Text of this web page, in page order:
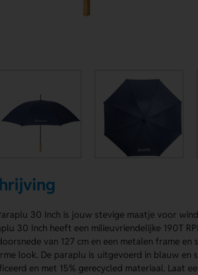
30 Inch is jouw stevige maatje voor
30 Inch heeft een milieuvriendelijke 190T
van 127 cm en een metalen frame en
look. De paraplu is uitgevoerd in blauw en
en met 15% gerecycled materiaal. Laat